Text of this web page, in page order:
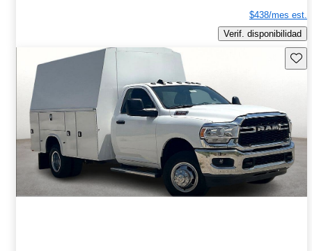
$438/mes est.
Verif. disponibilidad